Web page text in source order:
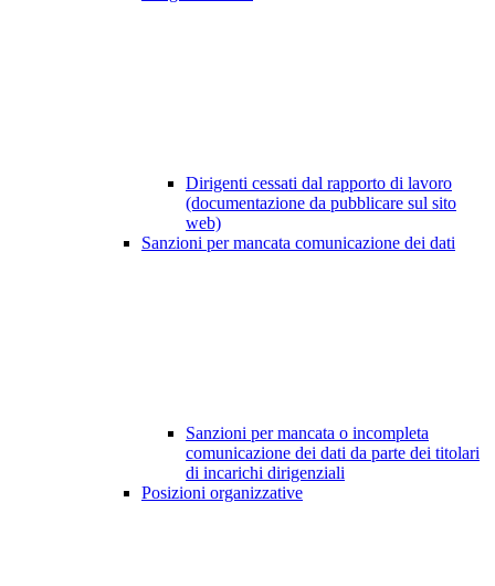
Dirigenti cessati dal rapporto di lavoro
(documentazione da pubblicare sul sito
web)
Sanzioni per mancata comunicazione dei dati
Sanzioni per mancata o incompleta
comunicazione dei dati da parte dei titolari
di incarichi dirigenziali
Posizioni organizzative